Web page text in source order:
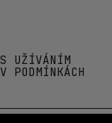
UŽÍVÁNÍM
PODMÍNKÁCH